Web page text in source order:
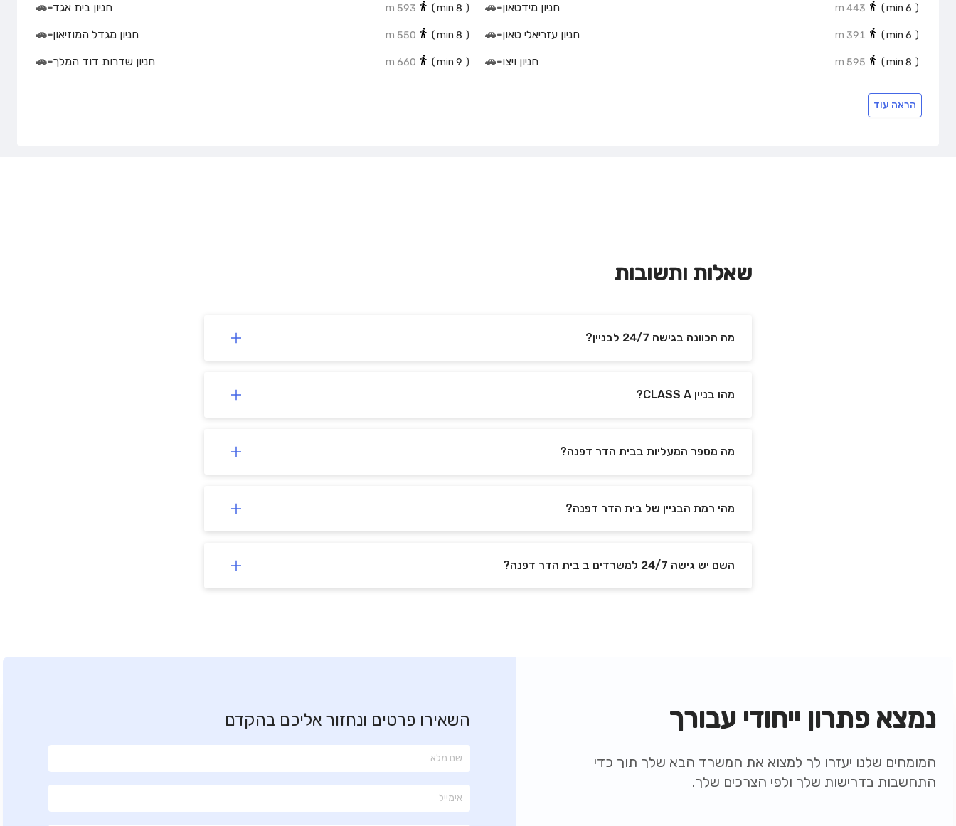
(
6
443 m חניון מידטאון-
🚗
(
8
593 m חניון בית אגד-
🚗
(
6
391 m חניון עזריאלי טאון-
🚗
(
8
550 m חניון מגדל המוזיאון-
🚗
(
8
595 m חניון ויצו-
🚗
(
9
660 m חניון שדרות דוד המלך-
🚗
הראה עוד
שאלות ותשובות
מה הכוונה בגישה 24/7 לבניין?
מהו בניין CLASS A?
מה מספר המעליות בבית הדר דפנה?
מהי רמת הבניין של בית הדר דפנה?
השם יש גישה 24/7 למשרדים ב בית הדר דפנה?
נמצא פתרון ייחודי עבורך
המומחים שלנו יעזרו לך למצוא את המשרד הבא שלך תוך כדי
התחשבות בדרישות שלך ולפי הצרכים שלך.
השאירו פרטים ונחזור אליכם בהקדם